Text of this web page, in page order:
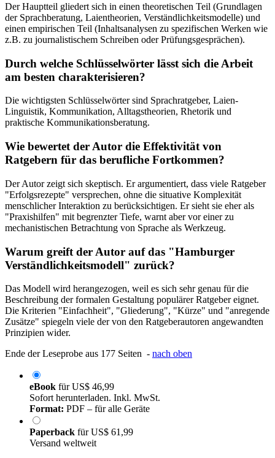
Der Hauptteil gliedert sich in einen theoretischen Teil (Grundlagen
der Sprachberatung, Laientheorien, Verständlichkeitsmodelle) und
einen empirischen Teil (Inhaltsanalysen zu spezifischen Werken wie
z.B. zu journalistischem Schreiben oder Prüfungsgesprächen).
Durch welche Schlüsselwörter lässt sich die Arbeit
am besten charakterisieren?
Die wichtigsten Schlüsselwörter sind Sprachratgeber, Laien-
Linguistik, Kommunikation, Alltagstheorien, Rhetorik und
praktische Kommunikationsberatung.
Wie bewertet der Autor die Effektivität von
Ratgebern für das berufliche Fortkommen?
Der Autor zeigt sich skeptisch. Er argumentiert, dass viele Ratgeber
"Erfolgsrezepte" versprechen, ohne die situative Komplexität
menschlicher Interaktion zu berücksichtigen. Er sieht sie eher als
"Praxishilfen" mit begrenzter Tiefe, warnt aber vor einer zu
mechanistischen Betrachtung von Sprache als Werkzeug.
Warum greift der Autor auf das "Hamburger
Verständlichkeitsmodell" zurück?
Das Modell wird herangezogen, weil es sich sehr genau für die
Beschreibung der formalen Gestaltung populärer Ratgeber eignet.
Die Kriterien "Einfachheit", "Gliederung", "Kürze" und "anregende
Zusätze" spiegeln viele der von den Ratgeberautoren angewandten
Prinzipien wider.
Ende der Leseprobe aus 177 Seiten - nach oben
eBook fürUS$ 46,99
Sofort herunterladen. Inkl. MwSt.
Format: PDF – für alle Geräte
Paperback fürUS$ 61,99
Versand weltweit